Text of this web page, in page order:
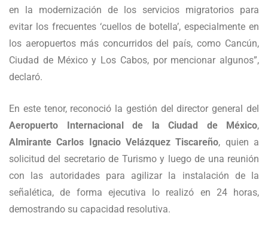
en la modernización de los servicios migratorios para
evitar los frecuentes ‘cuellos de botella’, especialmente en
los aeropuertos más concurridos del país, como Cancún,
Ciudad de México y Los Cabos, por mencionar algunos”,
declaró.
En este tenor, reconoció la gestión del director general del
Aeropuerto Internacional de la Ciudad de México,
Almirante Carlos Ignacio Velázquez Tiscareño, quien a
solicitud del secretario de Turismo y luego de una reunión
con las autoridades para agilizar la instalación de la
señalética, de forma ejecutiva lo realizó en 24 horas,
demostrando su capacidad resolutiva.